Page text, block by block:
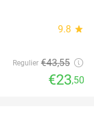
9.8 star
Regulier €43,55
€23,50